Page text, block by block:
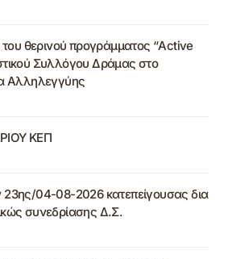
θερινού προγράμματος “Active
Συλλόγου Δράμας στο
Αλληλεγγύης
ΚΕΠ
04-08-2026 κατεπείγουσας δια
συνεδρίασης Δ.Σ.